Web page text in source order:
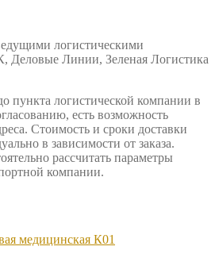
логистическими
Линии, Зеленая Логистика
пункта логистической компании в
есть возможность
Стоимость и сроки доставки
в зависимости от заказа.
рассчитать параметры
компании.